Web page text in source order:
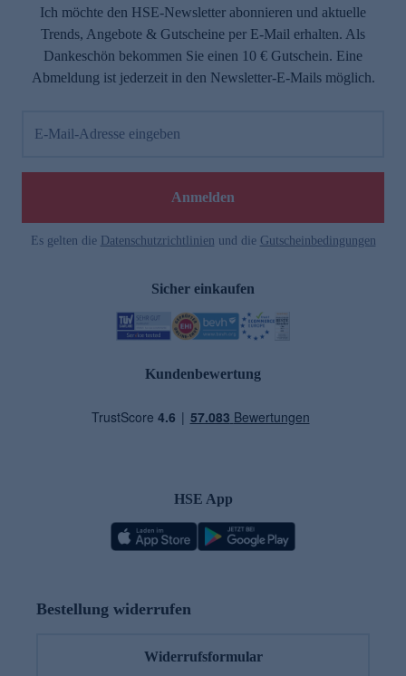
Ich möchte den HSE-Newsletter abonnieren und aktuelle
Trends, Angebote & Gutscheine per E-Mail erhalten. Als
Dankeschön bekommen Sie einen 10 € Gutschein. Eine
Abmeldung ist jederzeit in den Newsletter-E-Mails möglich.
E-Mail-Adresse eingeben
Anmelden
Es gelten die Datenschutzrichtlinien und die Gutscheinbedingungen
Sicher einkaufen
Kundenbewertung
HSE App
Bestellung widerrufen
Widerrufsformular